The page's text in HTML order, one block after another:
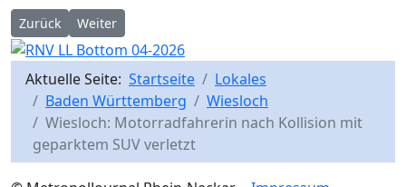
Vorheriger Beitrag: Wiesloch-Baiertal: Frontalzusammenstoß
Zurück Nächster Beitrag: Wiesloch: Unbekannter bricht
Weiter
Aktuelle Seite: Startseite
Lokales
Baden Württemberg
Wiesloch
Wiesloch: Motorradfahrerin nach Kollision mit
geparktem SUV verletzt